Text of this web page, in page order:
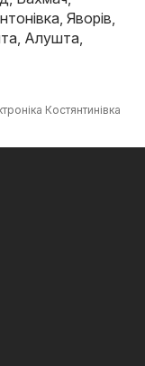
Яворів
Алушта
Костянтинівка